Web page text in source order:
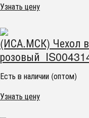
Узнать цену
(ИСА.МСК) Чехол
розовый
Есть в наличии (оптом)
Узнать цену